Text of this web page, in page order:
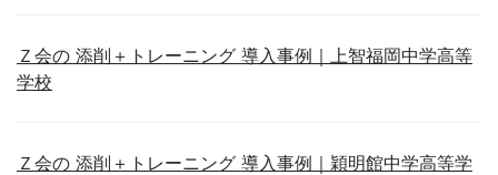
Ｚ会の 添削＋トレーニング 導入事例｜上智福岡中学高等
学校
Ｚ会の 添削＋トレーニング 導入事例｜穎明館中学高等学